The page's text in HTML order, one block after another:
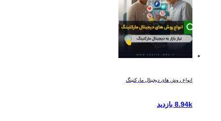
انواع روش های دیجیتال مارکتینگ
8.94k بازدید